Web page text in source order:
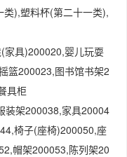
),塑料杯(第二十一类),
家具)200020,婴儿玩耍
篮200023,图书馆书架2
具柜
装架200038,家具20004
椅子(座椅)200050,座
帽架200053,陈列架20